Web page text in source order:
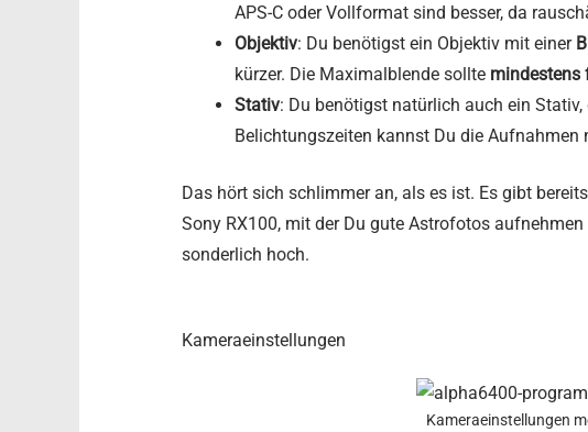
APS-C oder Vollformat sind besser, da
Objektiv: Du benötigst ein Objektiv mit einer
kürzer. Die Maximalblende sollte mindestens
Stativ: Du benötigst natürlich auch ein
Belichtungszeiten kannst Du die Aufnahmen
Das hört sich schlimmer an, als es ist. Es gibt
Sony RX100, mit der Du gute Astrofotos
sonderlich hoch.
Kameraeinstellungen
Kameraeinstellungen